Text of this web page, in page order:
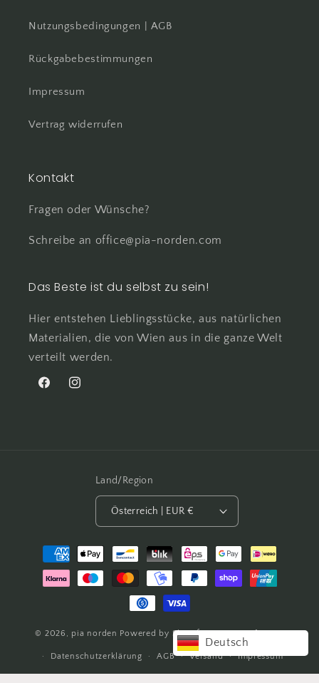
Nutzungsbedingungen | AGB
Rückgabebestimmungen
Impressum
Vertrag widerrufen
Kontakt
Fragen oder Wünsche?
Schreibe an office@pia-norden.com
Das Beste ist du selbst zu sein!
Hier entstehen Lieblingsstücke, aus natürlichen
Materialien, die von Wien aus in die ganze Welt
verteilt werden.
FacebookInstagram
Land/Region
Österreich | EUR €
Zahlungsmethoden
© 2026, pia norden Powered by Shopify
Datenschutzerklärung AGB Versand Impressum
Deutsch